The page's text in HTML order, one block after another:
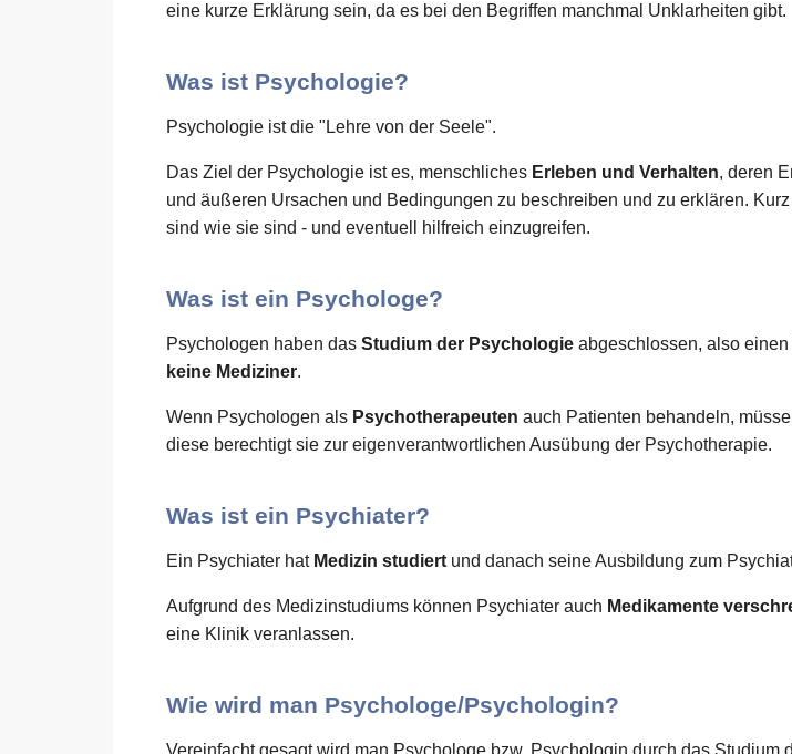
eine kurze Erklärung sein, da es bei den Begriffen manchmal Unklarheiten gibt.
Was ist Psychologie?
Psychologie ist die "Lehre von der Seele".
Das Ziel der Psychologie ist es, menschliches Erleben und Verhalten, deren
und äußeren Ursachen und Bedingungen zu beschreiben und zu erklären.
sind wie sie sind - und eventuell hilfreich einzugreifen.
Was ist ein Psychologe?
Psychologen haben das Studium der Psychologie abgeschlossen, also
keine Mediziner.
Wenn Psychologen als Psychotherapeuten auch Patienten behandeln,
diese berechtigt sie zur eigenverantwortlichen Ausübung der Psychotherapie.
Was ist ein Psychiater?
Ein Psychiater hat Medizin studiertund danach seine Ausbildung zum
Aufgrund des Medizinstudiums können Psychiater auch Medikamente
eine Klinik veranlassen.
Wie wird man Psychologe/Psychologin?